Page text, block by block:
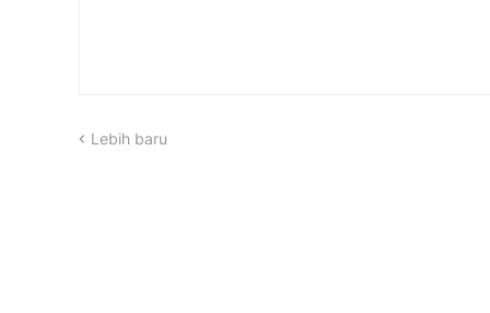
Lebih baru